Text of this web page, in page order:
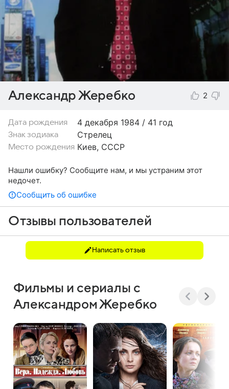
Александр Жеребко 2
Дата рождения 4 декабря 1984 / 41 год
Знак зодиака Стрелец
Место рождения Киев, СССР
Нашли ошибку? Сообщите нам, и мы устраним этот
недочет.
Сообщить об ошибке
Отзывы пользователей
Написать отзыв
Фильмы и сериалы с
Александром Жеребко